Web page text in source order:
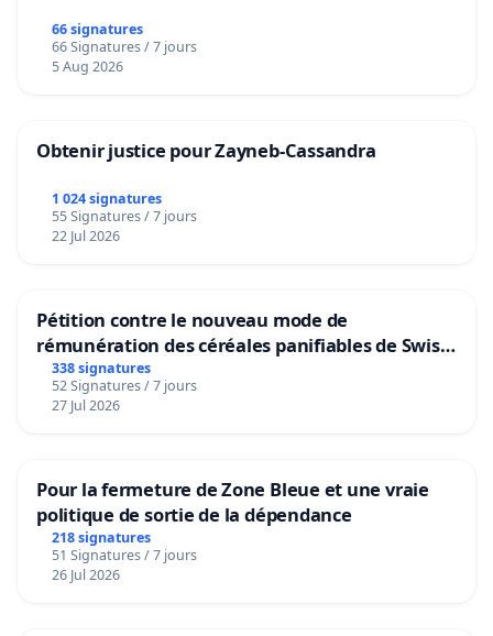
66 signatures
66 Signatures / 7 jours
5 Aug 2026
Obtenir justice pour Zayneb-Cassandra
1 024 signatures
55 Signatures / 7 jours
22 Jul 2026
Pétition contre le nouveau mode de
rémunération des céréales panifiables de Swiss
granum basé sur la teneur en protéines
338 signatures
52 Signatures / 7 jours
27 Jul 2026
Pour la fermeture de Zone Bleue et une vraie
politique de sortie de la dépendance
218 signatures
51 Signatures / 7 jours
26 Jul 2026